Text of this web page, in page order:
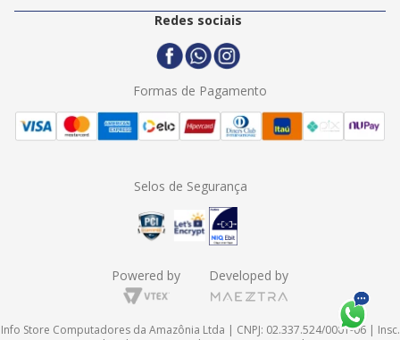
Politica de Entrega
2ª Via Nota Fiscal
Redes sociais
Formas de Pagamento
Selos de Segurança
Powered by Developed by
Info Store Computadores da Amazônia Ltda | CNPJ: 02.337.524/0001-06 | Insc.